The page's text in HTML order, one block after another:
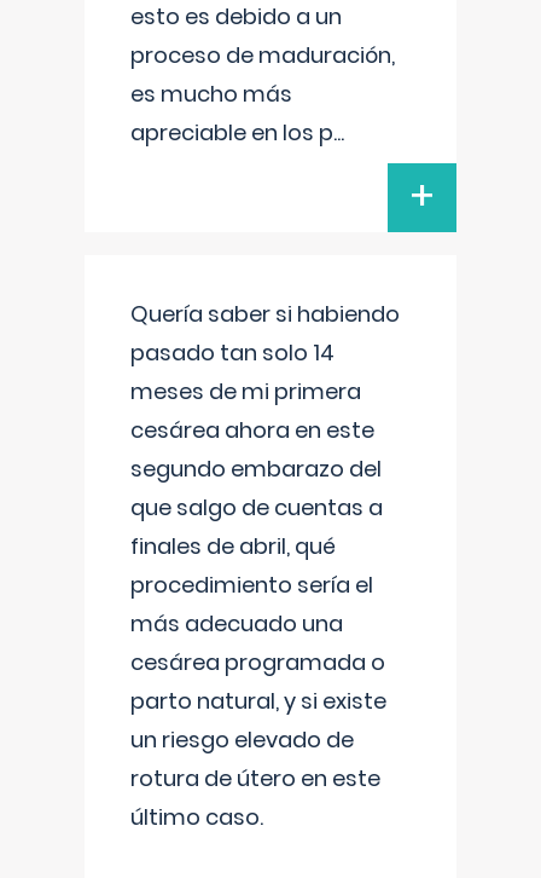
esto es debido a un
proceso de maduración,
es mucho más
apreciable en los p...
+
Quería saber si habiendo
pasado tan solo 14
meses de mi primera
cesárea ahora en este
segundo embarazo del
que salgo de cuentas a
finales de abril, qué
procedimiento sería el
más adecuado una
cesárea programada o
parto natural, y si existe
un riesgo elevado de
rotura de útero en este
último caso.